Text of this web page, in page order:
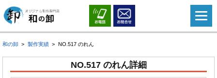
和の卸 製作実績 NO.517 のれん
NO.517 のれん詳細